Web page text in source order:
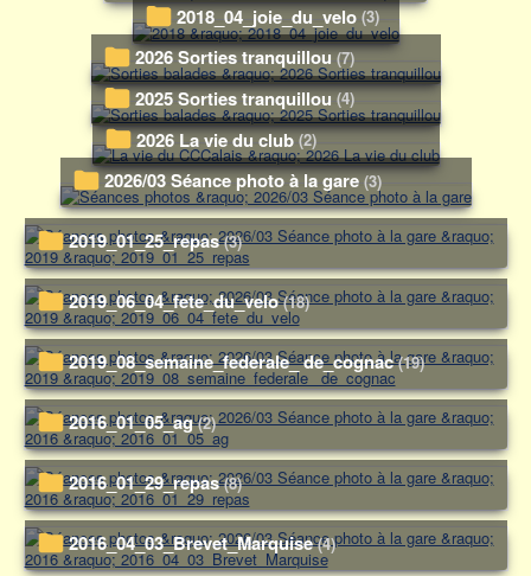
2018_04_joie_du_velo (3)
2026 Sorties tranquillou (7)
2025 Sorties tranquillou (4)
2026 La vie du club (2)
2026/03 Séance photo à la gare (3)
2019_01_25_repas (3)
2019_06_04_fete_du_velo (18)
2019_08_semaine_federale_ de_cognac (19)
2016_01_05_ag (2)
2016_01_29_repas (8)
2016_04_03_Brevet_Marquise (4)